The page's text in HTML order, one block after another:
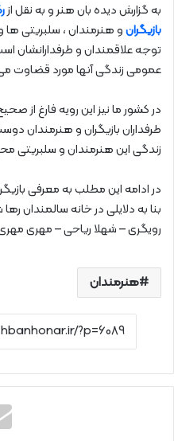
به گزارش دیده بان هنر و به نقل از
بازیگرانو هنرمندان ، سلبریتی ها
توجه علاقمندان و
عمومی زندگی آنها مورد قضاوت
در کشور ما نیز این رویه فارغ از
طرفداران بازیگران و هنرمندان
زندگی این هنرمندان و سلبریتی
در ادامه این مطلب به معرفی
بنا به دلایلی در خانه سالمندان
رویگری – شهلا ریاحی – مهری
هنرمندان